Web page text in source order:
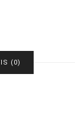
(0)